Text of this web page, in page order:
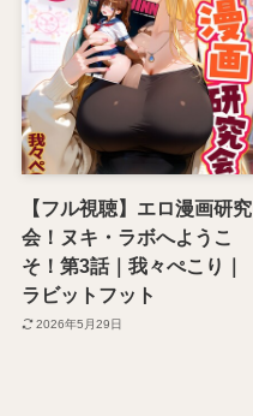
【フル視聴】エロ漫画研究
会！ヌキ・ラボへようこ
そ！第3話｜我々ぺこり｜
ラビットフット
2026年5月29日